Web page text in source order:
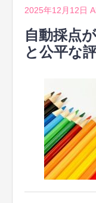
2025年12月12日
自動採点
と公平な